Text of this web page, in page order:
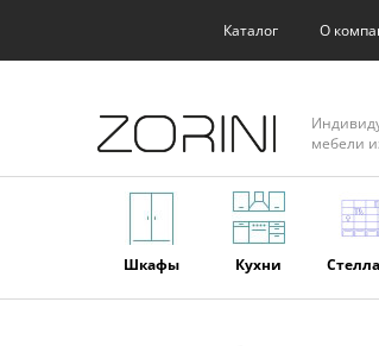
Каталог О
мебели
Шкафы Кухни